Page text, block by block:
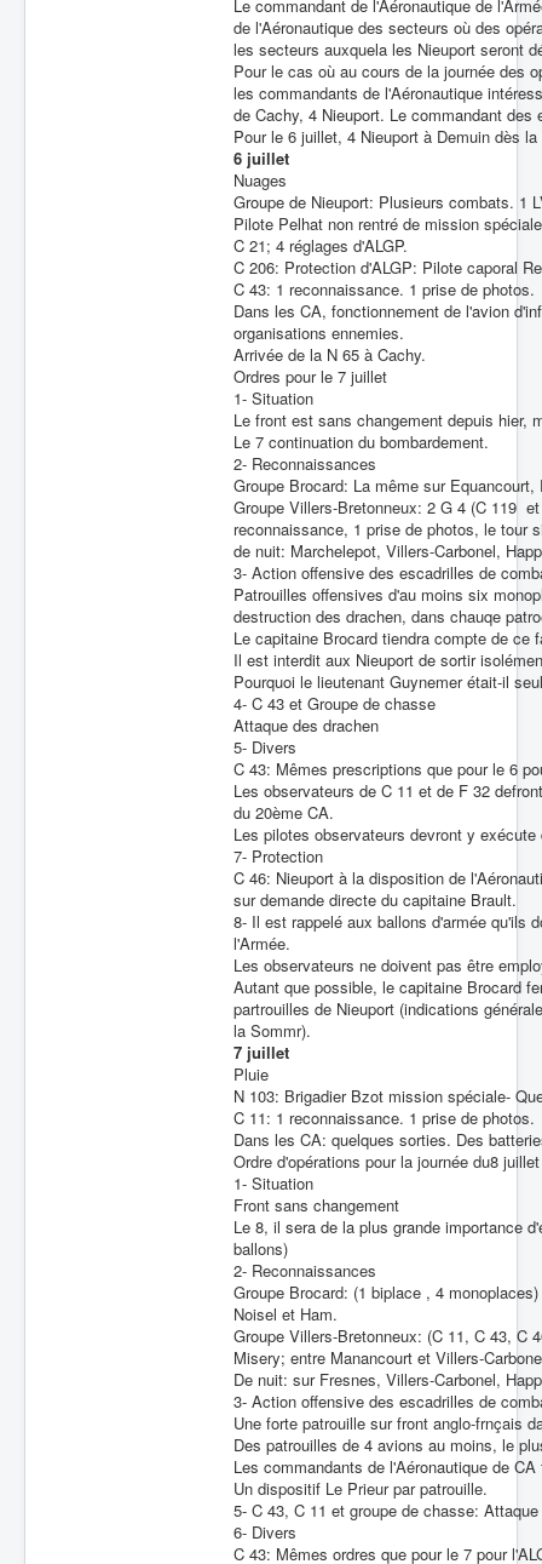
Le commandant de l'Aéronautique de
de l'Aéronautique des secteurs où des
les secteurs auxquela les Nieuport seront
Pour le cas où au cours de la journée des
les commandants de l'Aéronautique
de Cachy, 4 Nieuport. Le commandant
Pour le 6 juillet, 4 Nieuport à Demuin dès
6 juillet
Nuages
Groupe de Nieuport: Plusieurs combats. 1
Pilote Pelhat non rentré de mission
C 21; 4 réglages d'ALGP.
C 206: Protection d'ALGP: Pilote caporal
C 43: 1 reconnaissance. 1 prise de photos.
Dans les CA, fonctionnement de l'avion
organisations ennemies.
Arrivée de la N 65 à Cachy.
Ordres pour le 7 juillet
1- Situation
Le front est sans changement depuis hier,
Le 7 continuation du bombardement.
2- Reconnaissances
Groupe Brocard: La même sur
Groupe Villers-Bretonneux: 2 G 4 (C 119
reconnaissance, 1 prise de photos, le tour
de nuit: Marchelepot, Villers-Carbonel,
3- Action offensive des escadrilles de
Patrouilles offensives d'au moins six
destruction des drachen, dans chauqe
Le capitaine Brocard tiendra compte de ce
Il est interdit aux Nieuport de sortir
Pourquoi le lieutenant Guynemer était-il
4- C 43 et Groupe de chasse
Attaque des drachen
5- Divers
C 43: Mêmes prescriptions que pour le 6
Les observateurs de C 11 et de F 32
du 20ème CA.
Les pilotes observateurs devront y
7- Protection
C 46: Nieuport à la disposition de
sur demande directe du capitaine Brault.
8- Il est rappelé aux ballons d'armée qu'ils
l'Armée.
Les observateurs ne doivent pas être
Autant que possible, le capitaine Brocard
partrouilles de Nieuport (indications
la Sommr).
7 juillet
Pluie
N 103: Brigadier Bzot mission spéciale-
C 11: 1 reconnaissance. 1 prise de photos.
Dans les CA: quelques sorties. Des
Ordre d'opérations pour la journée du8
1- Situation
Front sans changement
Le 8, il sera de la plus grande importance
ballons)
2- Reconnaissances
Groupe Brocard: (1 biplace , 4
Noisel et Ham.
Groupe Villers-Bretonneux: (C 11, C 43, C
Misery; entre Manancourt et Villers-
De nuit: sur Fresnes, Villers-Carbonel,
3- Action offensive des escadrilles de
Une forte patrouille sur front anglo-frnçais
Des patrouilles de 4 avions au moins, le
Les commandants de l'Aéronautique de
Un dispositif Le Prieur par patrouille.
5- C 43, C 11 et groupe de chasse:
6- Divers
C 43: Mêmes ordres que pour le 7 pour